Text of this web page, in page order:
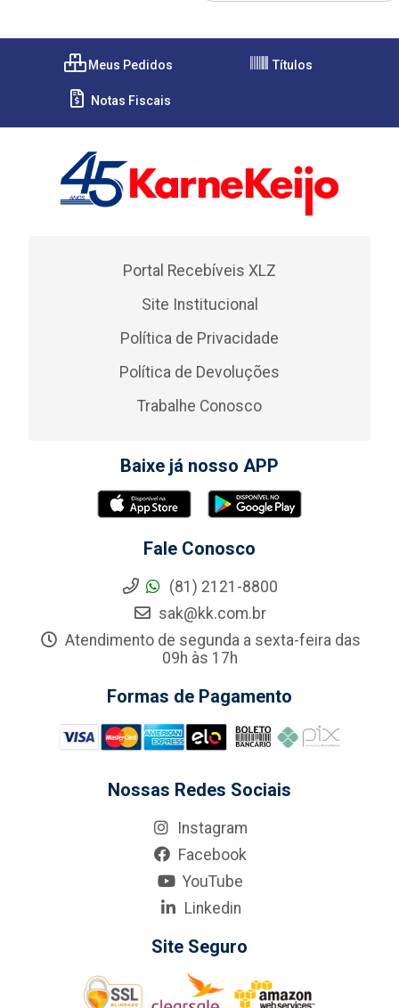
Meus Pedidos Títulos
Notas Fiscais
Portal Recebíveis XLZ
Site Institucional
Política de Privacidade
Política de Devoluções
Trabalhe Conosco
Baixe já nosso APP
Fale Conosco
(81) 2121-8800
sak@kk.com.br
Atendimento de segunda a sexta-feira das
09h às 17h
Formas de Pagamento
Nossas Redes Sociais
Instagram
Facebook
YouTube
Linkedin
Site Seguro